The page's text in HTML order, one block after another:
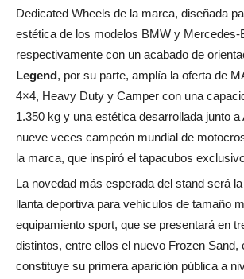
Dedicated Wheels de la marca, diseñada
estética de los modelos BMW y Mercedes-
respectivamente con un acabado de
Legend, por su parte, amplía la oferta de
4×4, Heavy Duty y Camper con una
1.350 kg y una estética desarrollada junto a
nueve veces campeón mundial de
la marca, que inspiró el tapacubos
La novedad más esperada del stand será la
llanta deportiva para vehículos de tamaño
equipamiento sport, que se presentará en
distintos, entre ellos el nuevo Frozen Sand,
constituye su primera aparición pública a